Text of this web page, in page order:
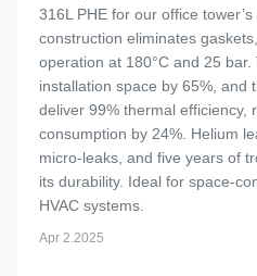
316L PHE for our office
construction eliminates
operation at 180°C and 25
installation space by 65%, and
deliver 99% thermal efficiency,
consumption by 24%. Helium
micro-leaks, and five years of
its durability. Ideal for space-
HVAC systems.
Apr 2.2025